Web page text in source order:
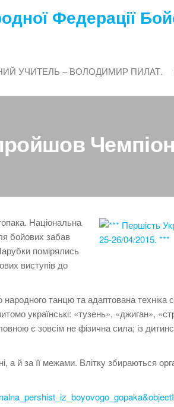
Федерації
УЧИТЕЛЬ – ВОЛОДИМИР ПИЛАТ.
Національна
бойових забав
помірялись
виступів до
танцю та адаптована техніка
українські: «тузень», «джиган»,
є зовсім не фізична сила; із
й за її межами. Влітку збираються